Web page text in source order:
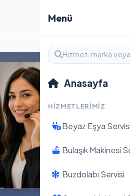
Menü
Anasayfa
HIZMETLERIMIZ
Beyaz Eşya
Bulaşık Makinesi
Buzdolabı Servisi